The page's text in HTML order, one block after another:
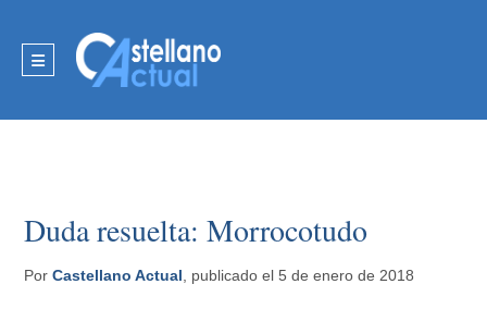
Duda resuelta: Morrocotudo
PorCastellano Actual , publicado el 5 de enero de 2018